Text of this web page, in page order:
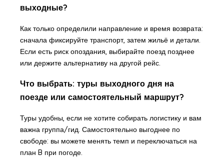
выходные?
Как только определили направление и время возврата:
сначала фиксируйте транспорт, затем жильё и детали.
Если есть риск опоздания, выбирайте поезд позднее
или держите альтернативу на другой рейс.
Что выбрать: туры выходного дня на
поезде или самостоятельный маршрут?
Туры удобны, если не хотите собирать логистику и вам
важна группа/гид. Самостоятельно выгоднее по
свободе: вы можете менять темп и переключаться на
план B при погоде.